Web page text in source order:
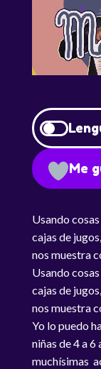
Me
Usando
cajas de
nos muestra
Usando
cajas de
nos muestra
Yo lo puedo
niñas de 4 a 6
muchísimas